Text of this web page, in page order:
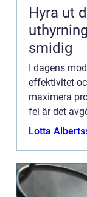
Hyra ut din
smidig
I dagens
effektivitet
maximera
fel är det
plats. En av
Lotta